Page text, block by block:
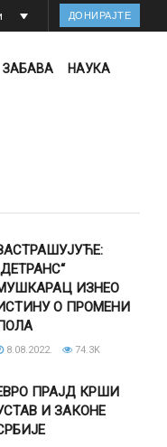
ДОНИРАЈТЕ
ЗАБАВА НАУКА
ИЗНЕО
О ПРОМЕНИ
8.08.2022. 74.3K
ПРАЈД КРШИ
И ЗАКОНЕ